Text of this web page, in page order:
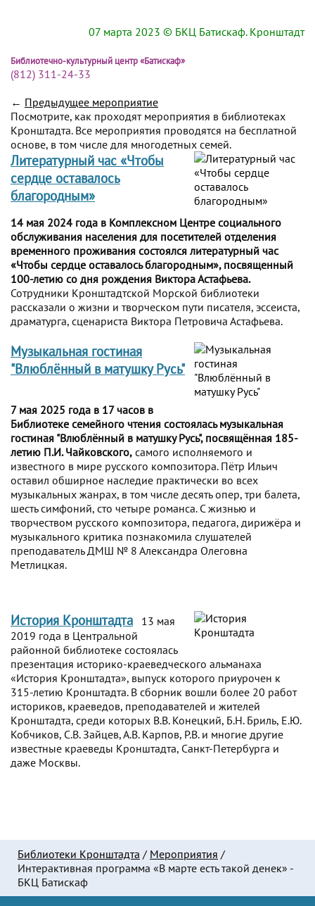
07 марта 2023 © БКЦ Батискаф. Кронштадт
Библиотечно-культурный центр «Батискаф»
(812) 311-24-33
← Предыдущее мероприятие
Посмотрите, как проходят мероприятия в библиотеках
Кронштадта. Все мероприятия проводятся на бесплатной
основе, в том числе для многодетных семей.
Литературный час «Чтобы
сердце оставалось
благородным»
14 мая 2024 года в Комплексном Центре социального
обслуживания населения для посетителей отделения
временного проживания состоялся литературный час
«Чтобы сердце оставалось благородным», посвященный
100-летию со дня рождения Виктора Астафьева.
Сотрудники Кронштадтской Морской библиотеки
рассказали о жизни и творческом пути писателя, эссеиста,
драматурга, сценариста Виктора Петровича Астафьева.
Музыкальная гостиная
"Влюблённый в матушку Русь"
7 мая 2025 года в 17 часов в
Библиотеке семейного чтения состоялась музыкальная
гостиная "Влюблённый в матушку Русь", посвящённая 185-
летию П.И. Чайковского, самого исполняемого и
известного в мире русского композитора. Пётр Ильич
оставил обширное наследие практически во всех
музыкальных жанрах, в том числе десять опер, три балета,
шесть симфоний, сто четыре романса. С жизнью и
творчеством русского композитора, педагога, дирижёра и
музыкального критика познакомила слушателей
преподаватель ДМШ № 8 Александра Олеговна
Метлицкая.
История Кронштадта
13 мая
2019 года в Центральной
районной библиотеке состоялась
презентация историко-краеведческого альманаха
«История Кронштадта», выпуск которого приурочен к
315-летию Кронштадта. В сборник вошли более 20 работ
историков, краеведов, преподавателей и жителей
Кронштадта, среди которых В.В. Конецкий, Б.Н. Бриль, Е.Ю.
Кобчиков, С.В. Зайцев, А.В. Карпов, Р.В. и многие другие
известные краеведы Кронштадта, Санкт-Петербурга и
даже Москвы.
Библиотеки Кронштадта / Мероприятия /
Интерактивная программа «В марте есть такой денек» -
БКЦ Батискаф